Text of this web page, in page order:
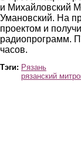
и Михайловский
Умановский. На
проектом и
радиопрограмм.
часов.
Тэги: Рязань
рязанский